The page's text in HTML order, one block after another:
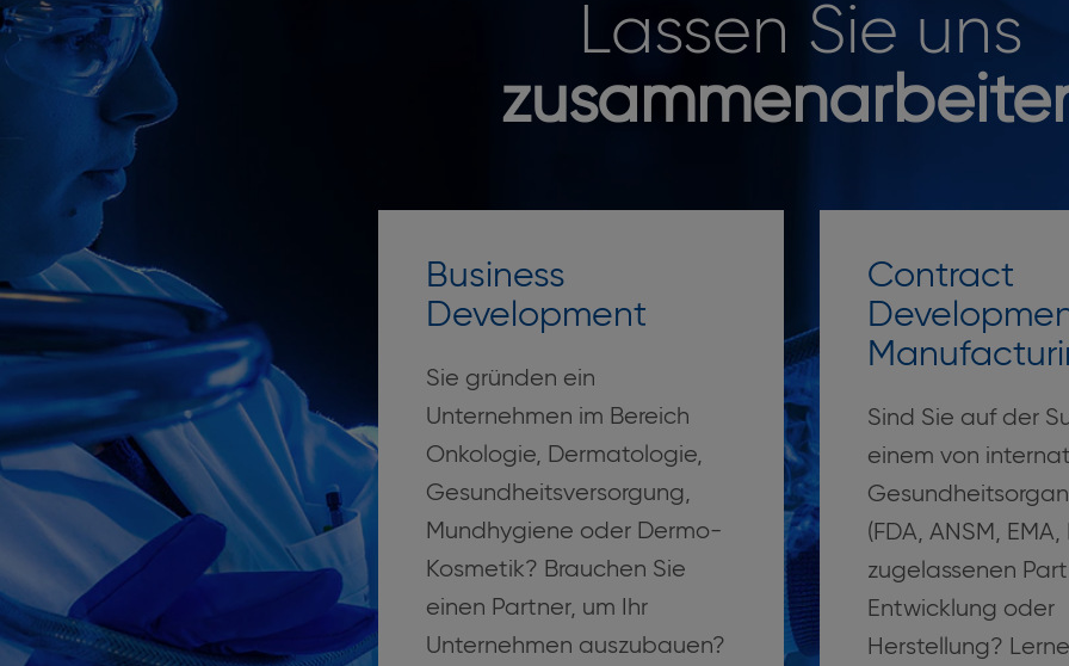
Lassen Sie uns
Business
Development
Sie gründen ein
Unternehmen im Bereich
Onkologie, Dermatologie,
Gesundheitsversorgung,
Mundhygiene oder Dermo-
Kosmetik? Brauchen Sie
einen Partner, um Ihr
Unternehmen auszubauen?
Contract
Sind Sie auf der
einem von
(FDA, ANSM, EMA,
zugelassenen
Entwicklung oder
Herstellung?